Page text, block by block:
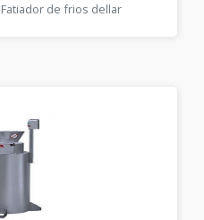
de frios dellar